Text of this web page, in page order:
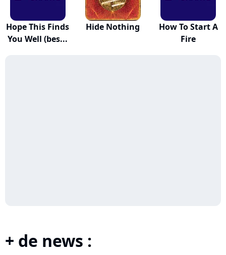
Hope This Finds
You Well (bes...
Hide Nothing
How To Start A
Fire
+ de news :